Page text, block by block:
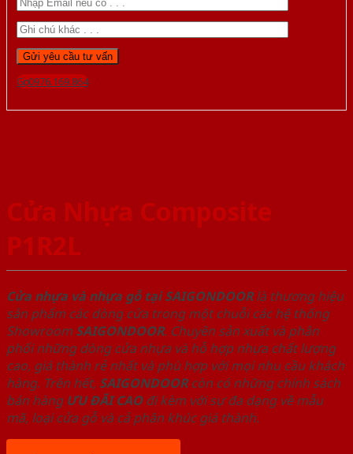
Gọi 0976.169.864
Cửa Nhựa Composite
P1R2L
Cửa nhựa và nhựa gỗ tại SAIGONDOORlà thương hiệu
sản phẩm các dòng cửa trong một chuỗi các hệ thống
Showroom SAIGONDOOR. Chuyên sản xuất và phân
phối những dòng cửa nhựa và hỗ hợp nhựa chất lượng
cao, giá thành rẻ nhất và phù hợp với mọi nhu cầu khách
hàng. Trên hết, SAIGONDOORcòn có những chính sách
bán hàng ƯU ĐÃI CAOđi kèm với sự đa dạng về mẫu
mã, loại cửa gỗ và cả phân khúc giá thành.